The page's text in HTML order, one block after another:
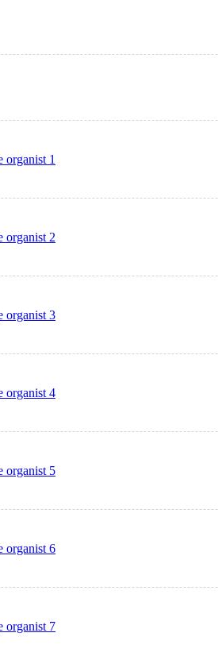
organist 1
organist 2
organist 3
organist 4
organist 5
organist 6
organist 7